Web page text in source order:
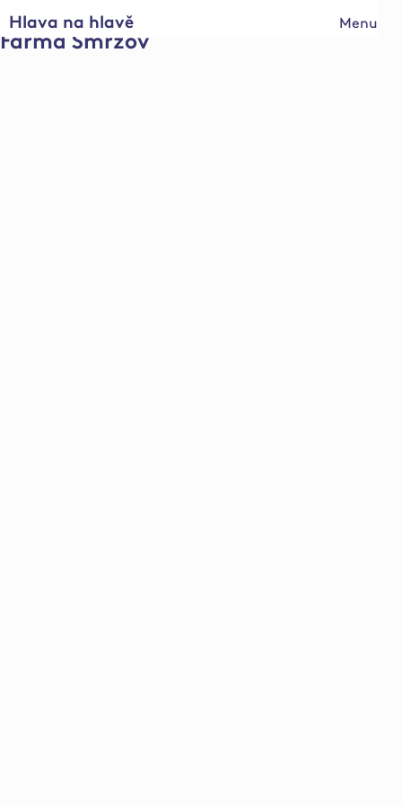
Menu
Hlava na hlavě
Farma Smržov